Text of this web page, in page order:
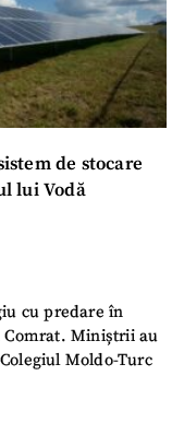
de stocare
lui Vodă
cu predare în
Comrat. Miniștrii au
Moldo-Turc